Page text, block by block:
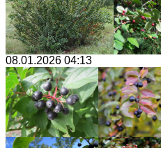
08.01.2026 04:13